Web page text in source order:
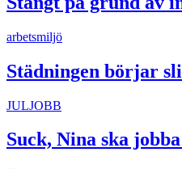
arbetsmiljö
Städningen börjar
JULJOBB
Suck, Nina ska